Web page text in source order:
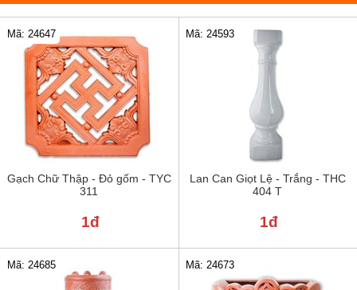
Gạch Chữ Thập - Đỏ gốm - TYC
311
Mã: 24647
1đ
Lan Can Giọt Lệ - Trắng - THC
404 T
Mã: 24593
1đ
Mã: 24685 Mã: 24673